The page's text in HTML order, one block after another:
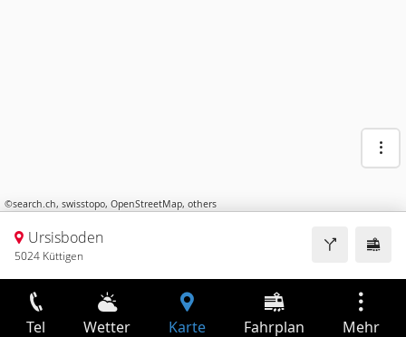
©search.ch, swisstopo, OpenStreetMap, others
Ursisboden
5024 Küttigen
Tel Wetter Karte Fahrplan Mehr